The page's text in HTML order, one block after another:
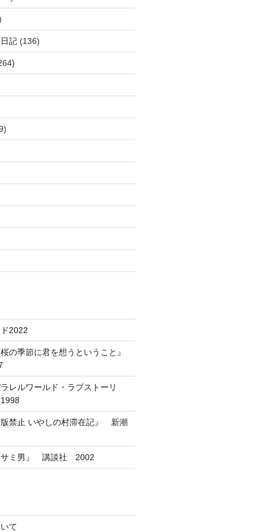
記(136)
2022
の季節に君を想うということ』
レルワールド・ラブストーリ
禁止 いやしの村滞在記』 新潮
ミ男』 講談社 2002
て